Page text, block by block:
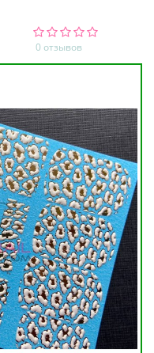
0 отзывов